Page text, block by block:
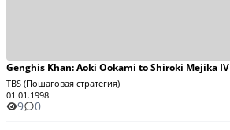
Genghis Khan: Aoki Ookami to Shiroki Mejika IV
TBS (Пошаговая стратегия)
01.01.1998
9 0